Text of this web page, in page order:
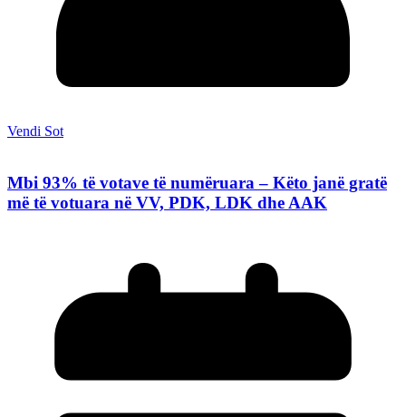
Vendi Sot
Mbi 93% të votave të numëruara – Këto janë gratë
më të votuara në VV, PDK, LDK dhe AAK